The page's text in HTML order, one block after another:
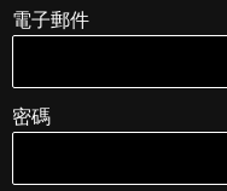
電子郵件
密碼